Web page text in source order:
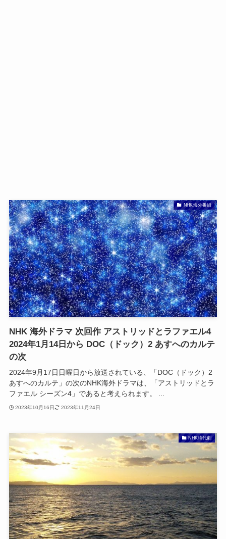
NHK海外番組
NHK 海外ドラマ 次回作 アストリッドとラファエル4
2024年1月14日から DOC（ドック）2 あすへのカルテ
の次
2024年9月17日日曜日から放送されている、「DOC（ドック）2
あすへのカルテ」の次のNHK海外ドラマは、「アストリッドとラ
ファエル シーズン4」であると考えられます。 ...
2023年10月16日 2023年11月24日
NHK時代劇